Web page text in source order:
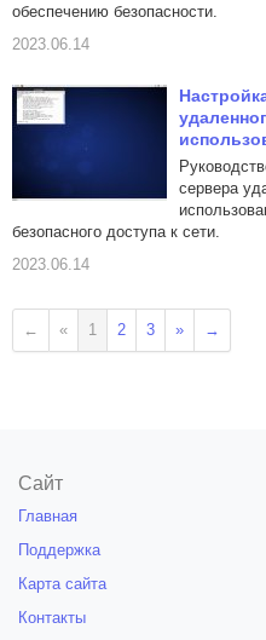
обеспечению безопасности.
2023.06.14
сервера
безопасного доступа к сети.
2023.06.14
← « 1 2 3 » →
Сайт
Главная
Поддержка
Карта сайта
Контакты